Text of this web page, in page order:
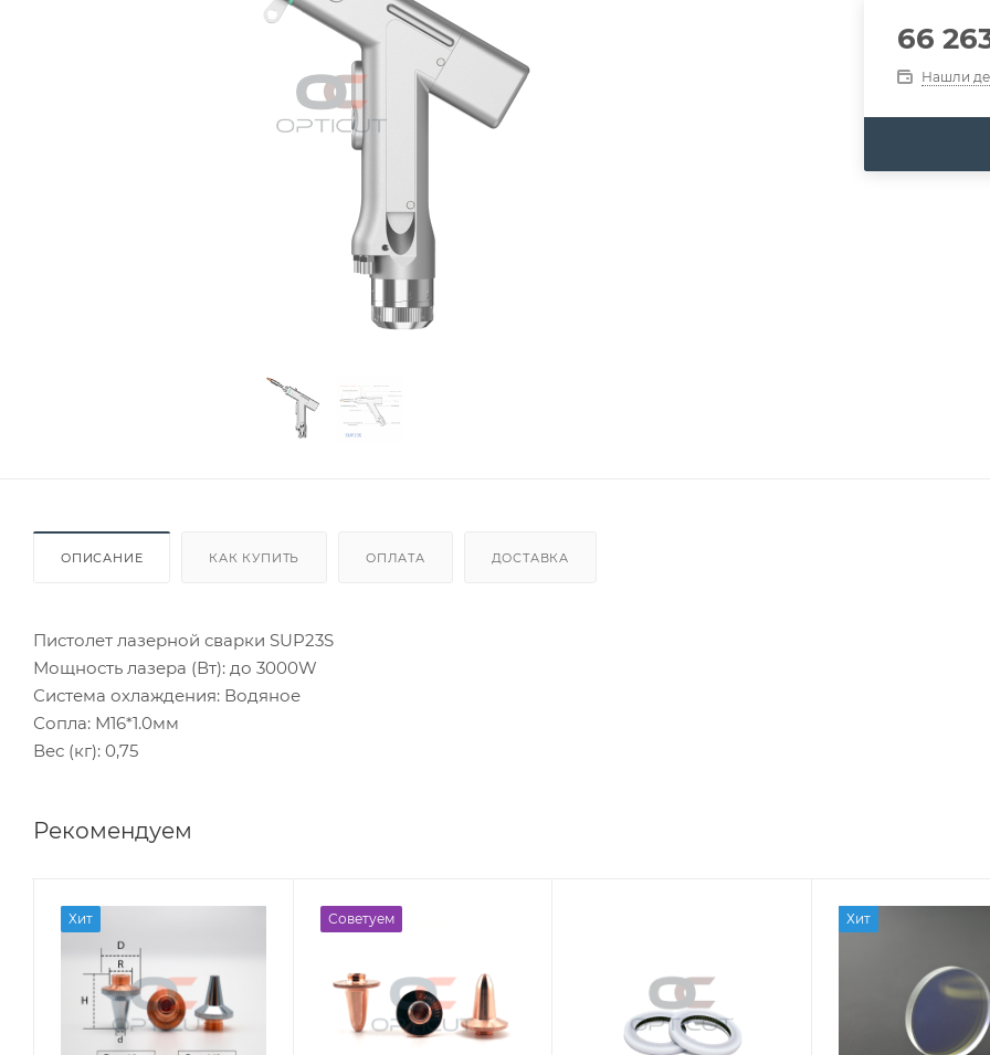
66
Нашли
ОПИСАНИЕ КАК КУПИТЬ ОПЛАТА ДОСТАВКА
Пистолет лазерной сварки SUP23S
Мощность лазера (Вт): до 3000W
Система охлаждения: Водяное
Сопла: М16*1.0мм
Вес (кг): 0,75
Рекомендуем
Хит Советуем Хит